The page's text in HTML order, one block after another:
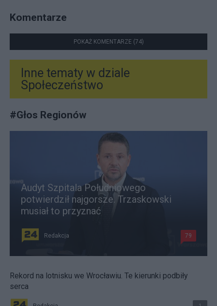
Komentarze
POKAŻ KOMENTARZE (74)
Inne tematy w dziale
Społeczeństwo
#Głos Regionów
Audyt Szpitala Południowego
potwierdził najgorsze. Trzaskowski
musiał to przyznać
Redakcja 79
Rekord na lotnisku we Wrocławiu. Te kierunki podbiły
serca